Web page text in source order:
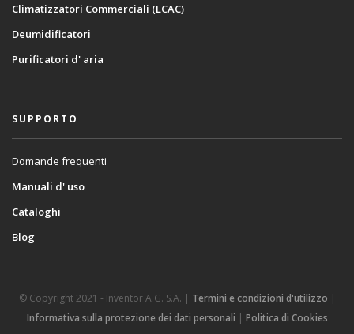
Climatizzatori Commerciali (LCAC)
Deumidificatori
Purificatori d' aria
SUPPORTO
Domande frequenti
Manuali d' uso
Cataloghi
Blog
© Copyright 2021 - Inventor A.G. S.A. | Termini e condizioni d'utilizzo |
Informativa sulla protezione dei dati personali | Politica di Cookies